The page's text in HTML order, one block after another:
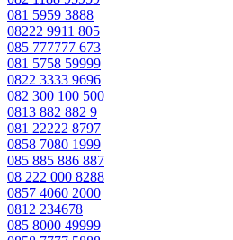
081 5959 3888
08222 9911 805
085 777777 673
081 5758 59999
0822 3333 9696
082 300 100 500
0813 882 882 9
081 22222 8797
0858 7080 1999
085 885 886 887
08 222 000 8288
0857 4060 2000
0812 234678
085 8000 49999